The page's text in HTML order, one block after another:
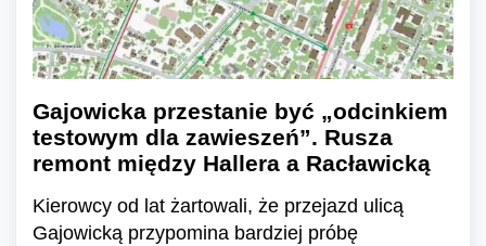
Gajowicka przestanie być „odcinkiem
testowym dla zawieszeń”. Rusza
remont między Hallera a Racławicką
Kierowcy od lat żartowali, że przejazd ulicą
Gajowicką przypomina bardziej próbę